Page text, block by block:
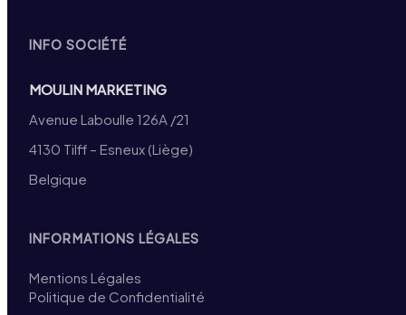
INFO SOCIÉTÉ
MOULIN MARKETING
Avenue Laboulle 126A /21
4130 Tilff – Esneux (Liège)
Belgique
INFORMATIONS LÉGALES
Mentions Légales
Politique de Confidentialité